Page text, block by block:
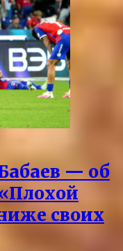
— об
своих